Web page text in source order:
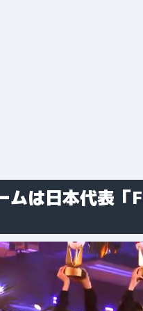
ムは日本代表「